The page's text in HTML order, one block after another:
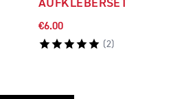
AUFKLEBERSET
€6.00
(2)